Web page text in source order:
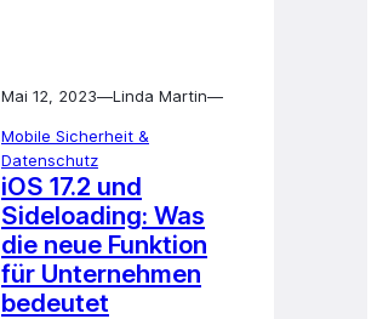
Mai 12, 2023—Linda Martin—
Mobile Sicherheit &
Datenschutz
iOS 17.2 und
Sideloading: Was
die neue Funktion
für Unternehmen
bedeutet